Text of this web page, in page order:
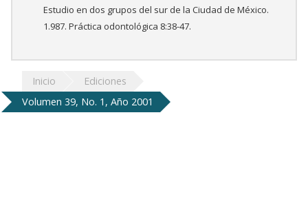
Estudio en dos grupos del sur de la Ciudad de México.
1.987. Práctica odontológica 8:38-47.
Inicio
Ediciones
Volumen 39, No. 1, Año 2001